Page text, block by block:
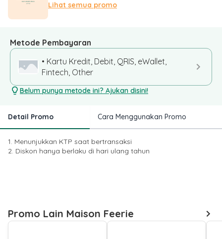
Lihat semua promo
Metode Pembayaran
• Kartu Kredit, Debit, QRIS, eWallet,
Fintech, Other
Belum punya metode ini? Ajukan disini!
Detail Promo Cara Menggunakan Promo
1. Menunjukkan KTP saat bertransaksi
2. Diskon hanya berlaku di hari ulang tahun
Promo Lain Maison Feerie